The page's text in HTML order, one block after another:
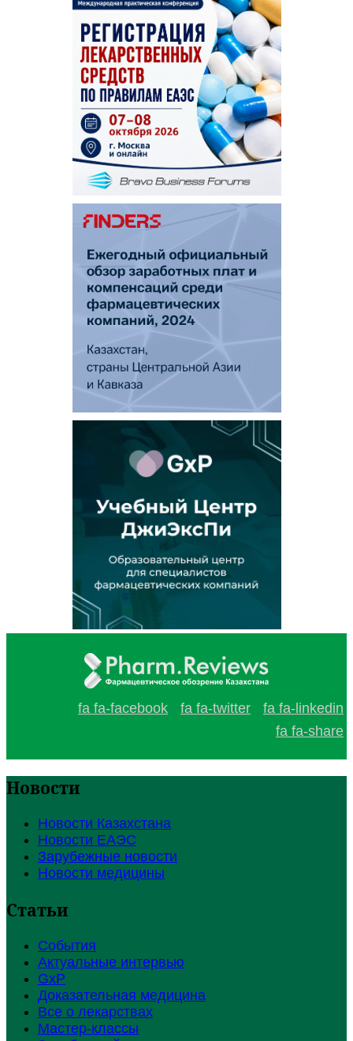
fa fa-facebook fa fa-twitter
fa fa-linkedin
fa fa-share
Новости
Новости Казахстана
Новости ЕАЭС
Зарубежные новости
Новости медицины
Статьи
События
Актуальные интервью
GxP
Доказательная медицина
Все о лекарствах
Мастер-классы